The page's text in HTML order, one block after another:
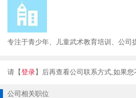
专注于青少年、儿童武术教育培训、公司
请【登录】后再查看公司联系方式,如果您
公司相关职位